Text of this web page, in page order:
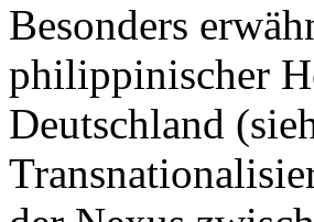
Besonders
philippinischer
Deutschland